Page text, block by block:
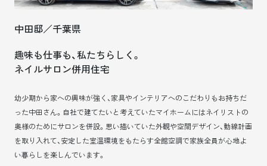
中田邸／千葉県
趣味も仕事も、私たちらしく。
ネイルサロン併用住宅
幼少期から家への興味が強く、家具やインテリアへのこだわりもお持ちだ
った中田さん。自社で建てたいと考えていたマイホームにはネイリストの
奥様のためにサロンを併設。思い描いていた外観や空間デザイン、動線計画
を取り入れて、安定した室温環境をもたらす全館空調で家族全員が心地よ
い暮らしを楽しんでいます。